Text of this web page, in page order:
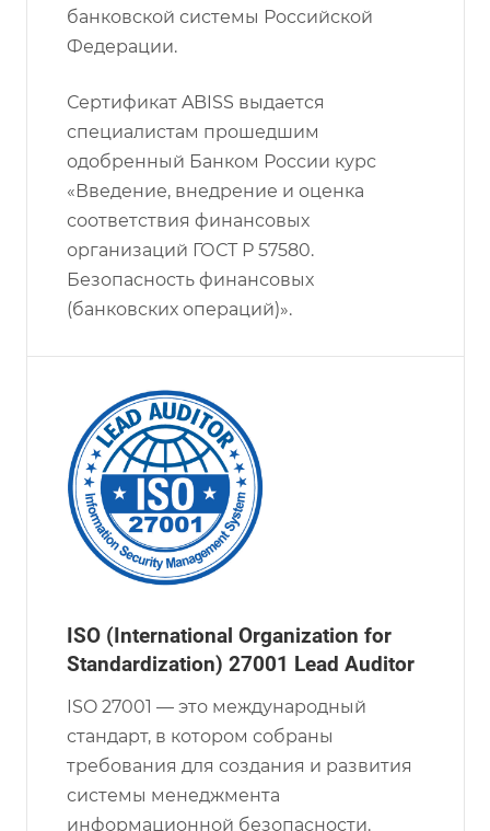
банковской системы Российской
Федерации.
Сертификат ABISS выдается
специалистам прошедшим
одобренный Банком России курс
«Введение, внедрение и оценка
соответствия финансовых
организаций ГОСТ Р 57580.
Безопасность финансовых
(банковских операций)».
ISO (International Organization for
Standardization) 27001 Lead Auditor
ISO 27001 — это международный
стандарт, в котором собраны
требования для создания и развития
системы менеджмента
информационной безопасности.